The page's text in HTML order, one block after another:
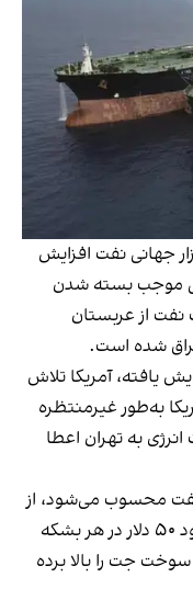
جهانی نفت افزایش
موجب بسته شدن
از عربستان
شده است.
یافته، آمریکا تلاش
به‌طور غیرمنتظره
به تهران اعطا
محسوب می‌شود، از
زمان آغاز جنگ ایران در نهم اسفند، حدود ۵۰ دلار در هر بشکه
جت را بالا برده